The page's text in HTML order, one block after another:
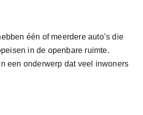
één of meerdere auto’s die
in de openbare ruimte.
een onderwerp dat veel inwoners